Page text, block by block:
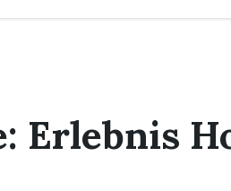
Erlebnis